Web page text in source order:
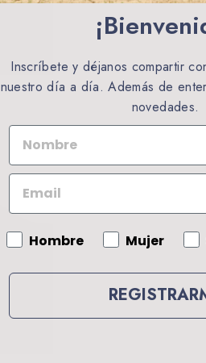
Inscríbete y déjanos compartir
nuestro día a día. Además de
novedades.
NOMBRE
EMAIL
GenderHombre Mujer